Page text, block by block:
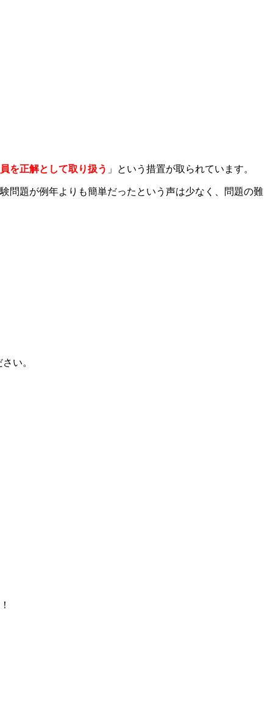
を正解として取り扱う 」という措置が取られています。
問題が例年よりも簡単だったという声は少なく、問題の難
い。